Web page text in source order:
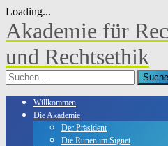
Loading...
Skip
to
content
Akademie für
und Rechtsethik
Suchen
nach:
Willkommen
Die Akademie
Der Präsident
Die Runen im Signet